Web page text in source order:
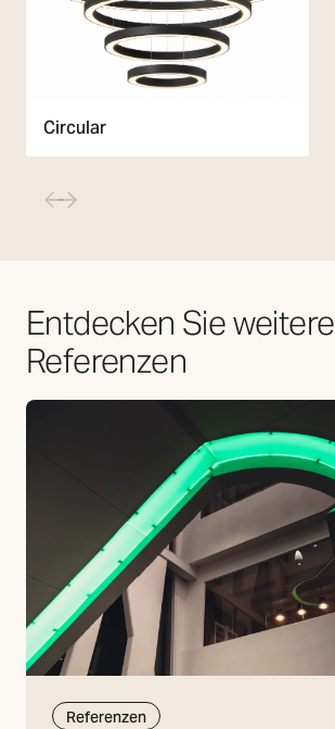
Circular
Entdecken Sie weitere
Referenzen
Referenzen